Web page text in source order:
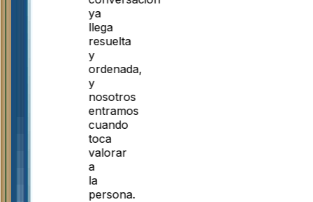
ya
llega
resuelta
y
ordenada,
y
nosotros
entramos
cuando
toca
valorar
a
la
persona.